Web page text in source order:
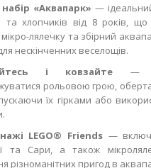
набір «Аквапарк» —
та хлопчиків від 8 років,
лялечку та збірний
нескінченних веселощів.
і ковзайте —
рольовою грою,
їх гірками або
LEGO® Friends —
та Сари, а також
різноманітних пригод в